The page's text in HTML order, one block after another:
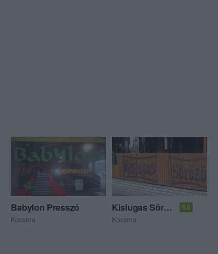
Babylon Presszó
Kocsma
Kislugas Söröző 5.0
Kocsma